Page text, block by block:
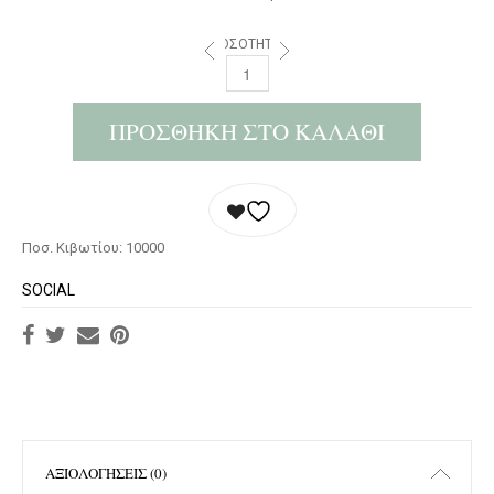
ΠΟΣΌΤΗΤΑ:
ΠΡΟΣΘΉΚΗ ΣΤΟ ΚΑΛΆΘΙ
Ποσ. Κιβωτίου: 10000
SOCIAL
ΑΞΙΟΛΟΓΉΣΕΙΣ (0)